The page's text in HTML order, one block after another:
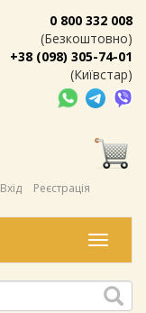
0 800 332 008
(Безкоштовно)
+38 (098) 305-74-01
(Київстар)
Вхід Реєстрація
Меню